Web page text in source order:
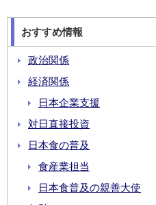
おすすめ情報
政治関係
経済関係
日本企業支援
対日直接投資
日本食の普及
食産業担当
日本食普及の親善大使